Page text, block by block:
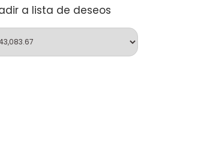
a lista de deseos